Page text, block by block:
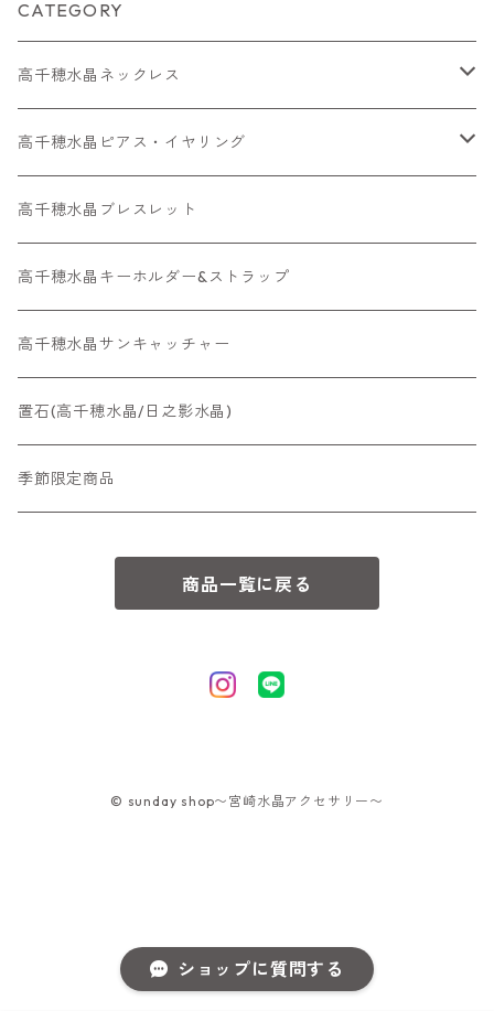
ショップに質問する
CATEGORY
高千穂水晶ネックレス
メッキネックレス
高千穂水晶レアストーン
金属アレルギー対応ネックレス
高千穂水晶ピアス・イヤリング
高千穂水晶イヤリング
金属アレルギー対応ピアス・ イヤリング
高千穂水晶ブレスレット
高千穂水晶キーホルダー&ストラップ
高千穂水晶サンキャッチャー
置石(高千穂水晶/日之影水晶)
季節限定商品
商品一覧に戻る
© sunday shop〜宮崎水晶アクセサリー〜